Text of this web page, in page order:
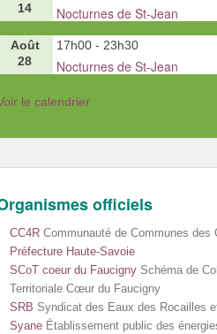
14
Nocturnes de St-Jean
Août
28
17h00 - 23h30
Nocturnes de St-Jean
le calendrier
officiels
CC4R Communauté de Communes des
Préfecture Haute-Savoie
SCoT coeur du Faucigny Schéma de
Territoriale Cœur du Faucigny
SRB Syndicat des Eaux des Rocailles
Syane Établissement public des